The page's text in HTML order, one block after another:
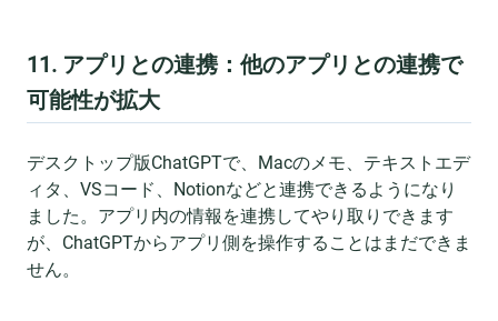
11. アプリとの連携：他のアプリとの連携で
可能性が拡大
デスクトップ版ChatGPTで、Macのメモ、テキストエデ
ィタ、VSコード、Notionなどと連携できるようになり
ました。アプリ内の情報を連携してやり取りできます
が、ChatGPTからアプリ側を操作することはまだできま
せん。